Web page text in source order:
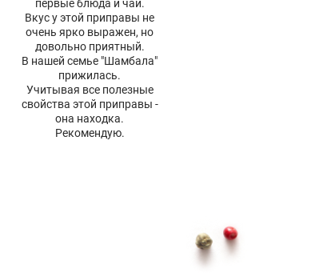
первые блюда и чаи.
Вкус у этой приправы не
очень ярко выражен, но
довольно приятный.
В нашей семье "Шамбала"
прижилась.
Учитывая все полезные
свойства этой приправы -
она находка.
Рекомендую.